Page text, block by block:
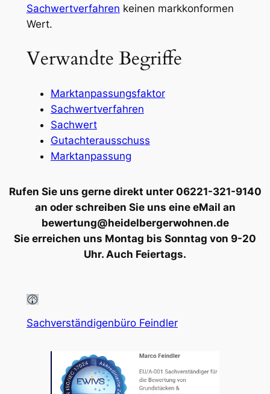
Sachwertverfahren keinen markkonformen
Wert.
Verwandte Begriffe
Marktanpassungsfaktor
Sachwertverfahren
Sachwert
Gutachterausschuss
Marktanpassung
Rufen Sie uns gerne direkt unter 06221-321-9140
an oder schreiben Sie uns eine eMail an
bewertung@heidelbergerwohnen.de
Sie erreichen uns Montag bis Sonntag von 9-20
Uhr. Auch Feiertags.
Sachverständigenbüro Feindler